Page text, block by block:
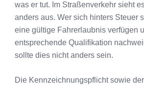
was er tut. Im Straßenverkehr sieht
anders aus. Wer sich hinters Steuer
eine gültige Fahrerlaubnis verfügen
entsprechende Qualifikation
sollte dies nicht anders sein.
Die Kennzeichnungspflicht sowie der